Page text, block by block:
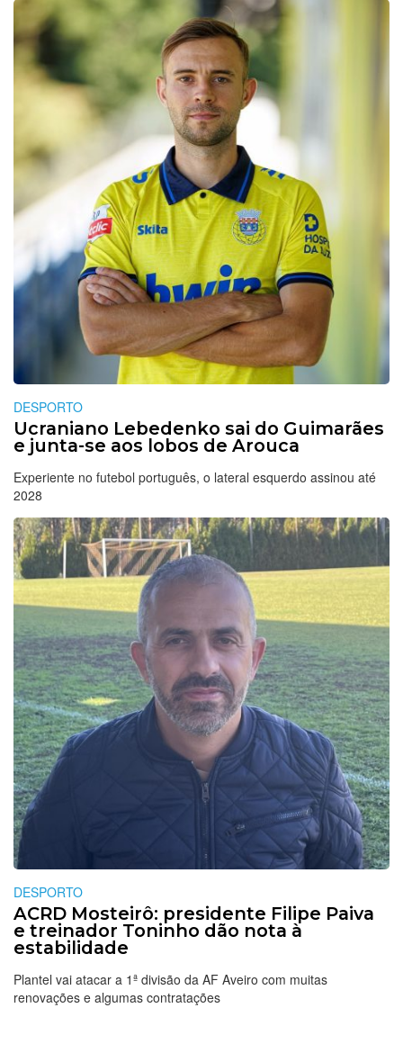
DESPORTO
Ucraniano Lebedenko sai do Guimarães
e junta-se aos lobos de Arouca
Experiente no futebol português, o lateral esquerdo assinou até
2028
DESPORTO
ACRD Mosteirô: presidente Filipe Paiva
e treinador Toninho dão nota à
estabilidade
Plantel vai atacar a 1ª divisão da AF Aveiro com muitas
renovações e algumas contratações